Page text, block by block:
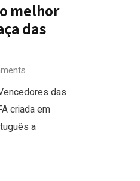
melhor
das
das
criada em
a